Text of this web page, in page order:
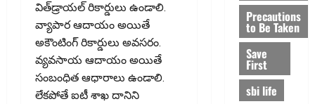
విత్‌డ్రాయల్ రికార్డులు ఉండాలి.
వ్యాపార ఆదాయం అయితే
అకౌంటింగ్ రికార్డులు అవసరం.
వ్యవసాయ ఆదాయం అయితే
సంబంధిత ఆధారాలు ఉండాలి.
లేకపోతే ఐటీ శాఖ దానిని
Precautions
to Be Taken
Save
First
sbi life